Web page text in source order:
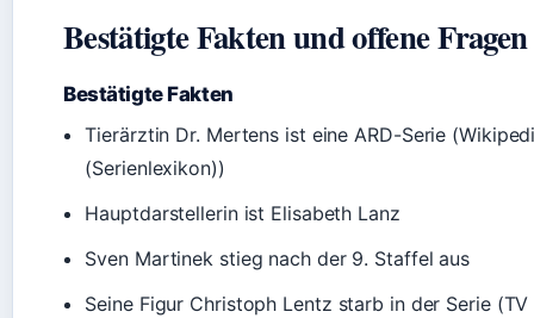
Bestätigte Fakten und offene Fragen
Bestätigte Fakten
Tierärztin Dr. Mertens ist eine ARD-Serie
(Serienlexikon))
Hauptdarstellerin ist Elisabeth Lanz
Sven Martinek stieg nach der 9. Staffel aus
Seine Figur Christoph Lentz starb in der Serie (TV